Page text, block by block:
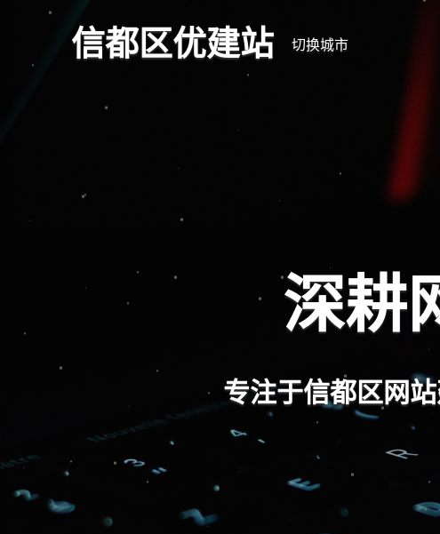
信都区优建站 切换城市
深耕
专注于信都区网